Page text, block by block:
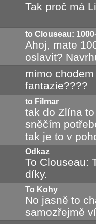
Tak proč má
to Clouseau:
Ahoj, mate
oslavit?
mimo
fantazie????
to Filmar
tak do Zlína
sněčím
tak je to v
Odkaz
To Clouseau:
díky.
To Kohy
No jasně to
samozřejmě